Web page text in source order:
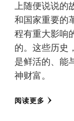
上随便说说
和国家重要的
程有重大影响
的。这些历史
是鲜活的、能
神财富。
阅读更多